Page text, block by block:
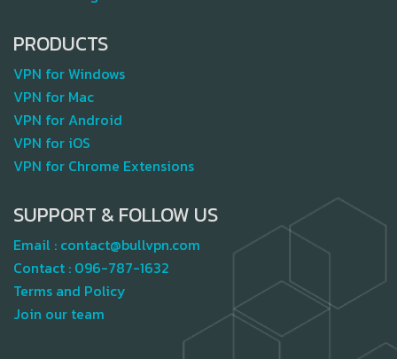
PRODUCTS
VPN for Windows
VPN for Mac
VPN for Android
VPN for iOS
VPN for Chrome Extensions
SUPPORT & FOLLOW US
Email : contact@bullvpn.com
Contact : 096-787-1632
Terms and Policy
Join our team